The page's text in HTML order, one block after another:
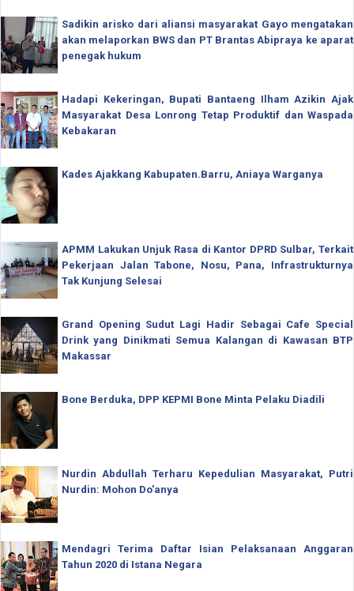
Sadikin arisko dari aliansi masyarakat Gayo mengatakan
akan melaporkan BWS dan PT Brantas Abipraya ke aparat
penegak hukum
Hadapi Kekeringan, Bupati Bantaeng Ilham Azikin Ajak
Masyarakat Desa Lonrong Tetap Produktif dan Waspada
Kebakaran
Kades Ajakkang Kabupaten.Barru, Aniaya Warganya
APMM Lakukan Unjuk Rasa di Kantor DPRD Sulbar, Terkait
Pekerjaan Jalan Tabone, Nosu, Pana, Infrastrukturnya
Tak Kunjung Selesai
Grand Opening Sudut Lagi Hadir Sebagai Cafe Special
Drink yang Dinikmati Semua Kalangan di Kawasan BTP
Makassar
Bone Berduka, DPP KEPMI Bone Minta Pelaku Diadili
Nurdin Abdullah Terharu Kepedulian Masyarakat, Putri
Nurdin: Mohon Do'anya
Mendagri Terima Daftar Isian Pelaksanaan Anggaran
Tahun 2020 di Istana Negara